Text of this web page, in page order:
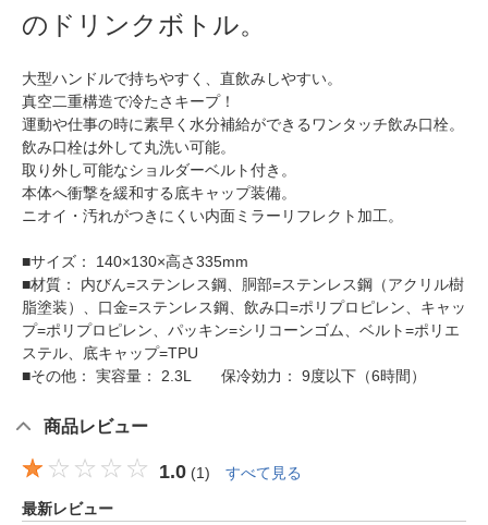
のドリンクボトル。
大型ハンドルで持ちやすく、直飲みしやすい。
真空二重構造で冷たさキープ！
運動や仕事の時に素早く水分補給ができるワンタッチ飲み口栓。
飲み口栓は外して丸洗い可能。
取り外し可能なショルダーベルト付き。
本体へ衝撃を緩和する底キャップ装備。
ニオイ・汚れがつきにくい内面ミラーリフレクト加工。
■サイズ： 140×130×高さ335mm
■材質： 内びん=ステンレス鋼、胴部=ステンレス鋼（アクリル樹
脂塗装）、口金=ステンレス鋼、飲み口=ポリプロピレン、キャッ
プ=ポリプロピレン、パッキン=シリコーンゴム、ベルト=ポリエ
ステル、底キャップ=TPU
■その他： 実容量： 2.3L 保冷効力： 9度以下（6時間）
商品レビュー
1.0 (1) すべて見る
最新レビュー